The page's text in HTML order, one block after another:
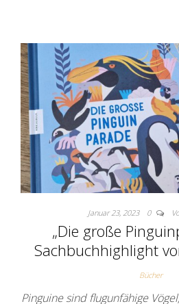
Januar 23, 2023 0
„Die große
Sachbuchhighlight
Bücher
Pinguine sind flugunfähige